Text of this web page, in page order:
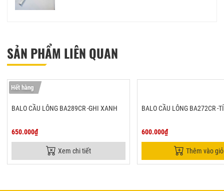
SẢN PHẨM LIÊN QUAN
Hết hàng
BALO CẦU LÔNG BA289CR -GHI XANH
650.000₫
Xem chi tiết
BALO CẦU LÔNG BA272CR -
600.000₫
Thêm vào giỏ